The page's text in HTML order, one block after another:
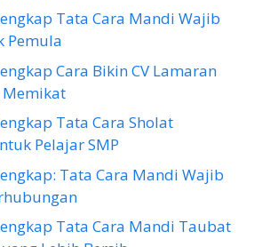
Tata Cara Mandi Wajib
Pemula
Cara Bikin CV Lamaran
Memikat
Tata Cara Sholat
Pelajar SMP
Tata Cara Mandi Wajib
Tata Cara Mandi Taubat